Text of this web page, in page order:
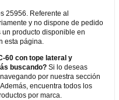
25956. Referente al
y no dispone de pedido
un producto disponible en
esta página.
60 con tope lateral y
buscando? Si lo deseas
por nuestra sección
encuentra todos los
por marca.